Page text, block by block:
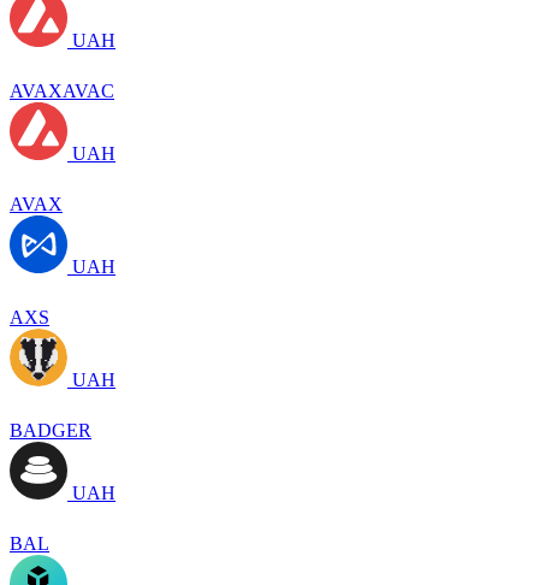
UAH
AVAXAVAC
UAH
AVAX
UAH
AXS
UAH
BADGER
UAH
BAL